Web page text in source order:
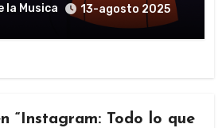
la Musica 13-agosto 2025
“Instagram: Todo lo que